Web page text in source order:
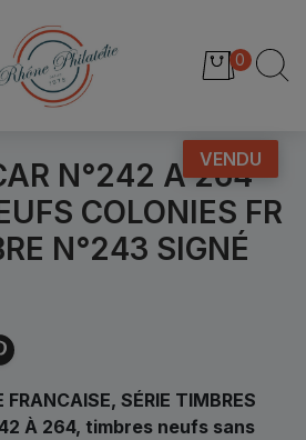
0
VENDU
N°242 A 264
COLONIES FR
N°243 SIGNÉ
SÉRIE TIMBRES
À 264, timbres neufs sans